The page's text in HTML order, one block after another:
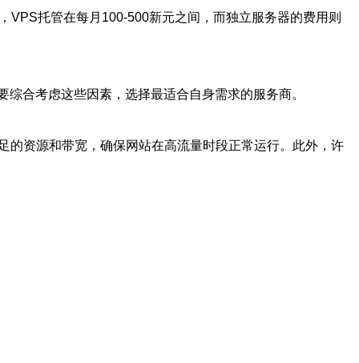
托管在每月100-500新元之间，而独立服务器的费用则
合考虑这些因素，选择最适合自身需求的服务商。
资源和带宽，确保网站在高流量时段正常运行。此外，许